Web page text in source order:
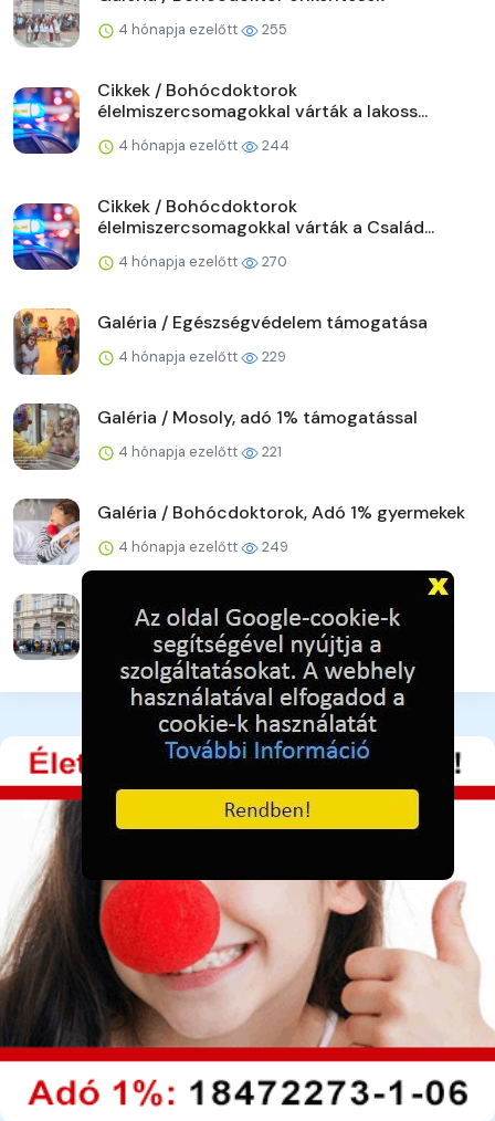
4 hónapja ezelőtt 255
Cikkek / Bohócdoktorok
élelmiszercsomagokkal várták a lakoss...
4 hónapja ezelőtt 244
Cikkek / Bohócdoktorok
élelmiszercsomagokkal várták a Család...
4 hónapja ezelőtt 270
Galéria / Egészségvédelem támogatása
4 hónapja ezelőtt 229
Galéria / Mosoly, adó 1% támogatással
4 hónapja ezelőtt 221
Galéria / Bohócdoktorok, Adó 1% gyermekek
4 hónapja ezelőtt 249
Galéria / Adományra várva - pillanatkép
4 hónapja ezelőtt 235